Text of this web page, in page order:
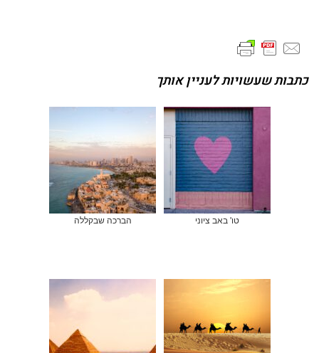
כתבות שעשויות לעניין אותך
טו' באב ציוני הברכה שבקללה